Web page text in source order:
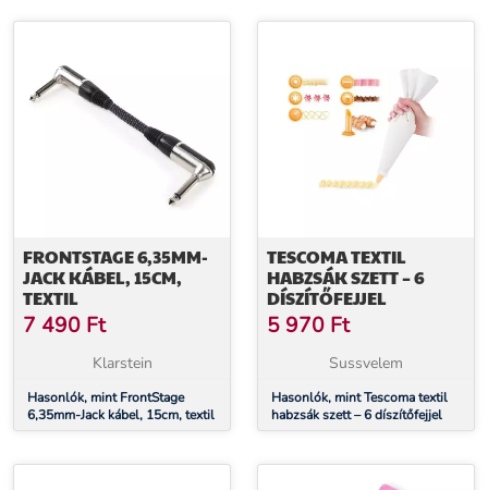
FRONTSTAGE 6,35MM-
JACK KÁBEL, 15CM,
TEXTIL
7 490 Ft
Klarstein
Hasonlók, mint FrontStage
6,35mm-Jack kábel, 15cm, textil
TESCOMA TEXTIL
HABZSÁK SZETT – 6
DÍSZÍTŐFEJJEL
5 970 Ft
Sussvelem
Hasonlók, mint Tescoma textil
habzsák szett – 6 díszítőfejjel